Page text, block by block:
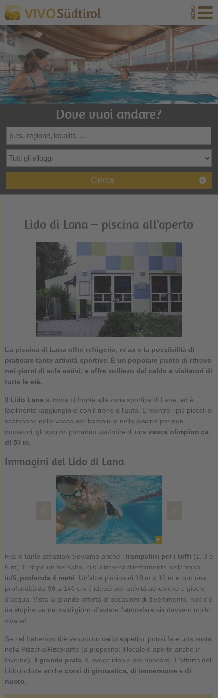
VIVOSüdtirol
Dove vuoi andare?
Cerca
Lido di Lana – piscina all'aperto
La piscina di Lana offre refrigerio, relax e la possibilità di
praticare tante attività sportive. È un popolare punto di ritrovo
nei giorni di sole estivi, e offre sollievo dal caldo a visitatori di
tutte le età.
Il Lido Lana si trova di fronte alla zona sportiva di Lana, ed è
facilmente raggiungibile con il treno o l'auto. E mentre i più piccoli si
scatenano nella vasca per bambini e nella piscina per non
nuotatori, gli sportivi potranno usufruire di una vasca olimpionica
di 50 m.
Immagini del Lido di Lana
Fra le tante attrazioni troviamo anche i trampolini per i tuffi (1, 3 e
5 m). E dopo un bel salto, ci si ritroverà direttamente nella zona
tuffi, profonda 4 metri . Un'altra piscina di 18 m x 10 m e con una
profondità da 90 a 140 cm è ideale per attività aerobiche e giochi
d’acqua. Vista la grande offerta di occasioni di divertimento, non c'è
da stupirsi se nei caldi giorni d'estate l'atmosfera sia davvero molto
vivace!
Se nel frattempo ti è venuto un certo appetito, potrai fare una sosta
nella Pizzeria/Ristorante (a proposito: il locale è aperto anche in
inverno). Il grande prato è invece ideale per riposarsi. L'offerta del
Lido include anche corsi di ginnastica, di immersione e di
nuoto